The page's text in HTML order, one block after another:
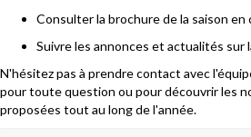
Consulter la brochure de la saison
Suivre les annonces et actualités sur
N'hésitez pas à prendre contact avec
pour toute question ou pour découvrir les
proposées tout au long de l'année.